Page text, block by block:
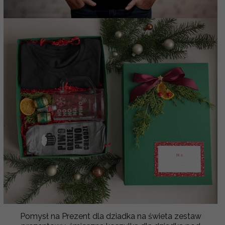
Pomysł na Prezent dla dziadka na świeta zestaw